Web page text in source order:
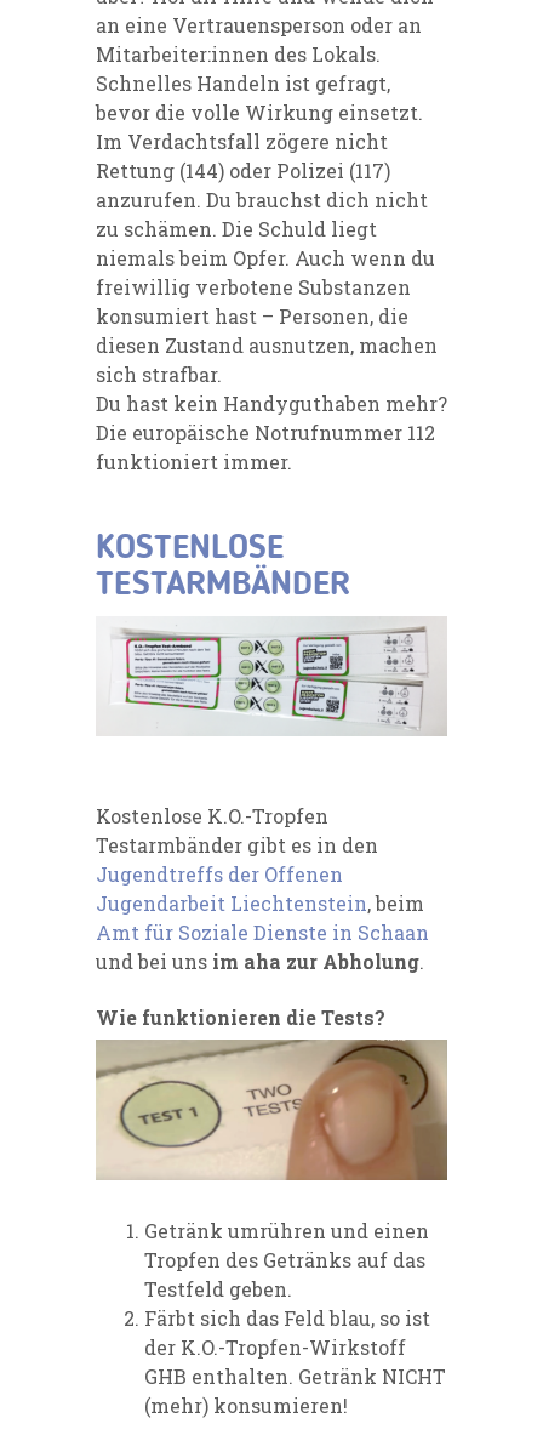
an eine Vertrauensperson oder an
Mitarbeiter:innen des Lokals.
Schnelles Handeln ist gefragt,
bevor die volle Wirkung einsetzt.
Im Verdachtsfall zögere nicht
Rettung (144) oder Polizei (117)
anzurufen. Du brauchst dich nicht
zu schämen. Die Schuld liegt
niemals beim Opfer. Auch wenn du
freiwillig verbotene Substanzen
konsumiert hast – Personen, die
diesen Zustand ausnutzen, machen
sich strafbar.
Du hast kein Handyguthaben mehr?
Die europäische Notrufnummer 112
funktioniert immer.
KOSTENLOSE
TESTARMBÄNDER
Kostenlose K.O.-Tropfen
Testarmbänder gibt es in den
Jugendtreffs der Offenen
Jugendarbeit Liechtenstein, beim
Amt für Soziale Dienste in Schaan
und bei uns im aha zur Abholung.
Wie funktionieren die Tests?
Getränk umrühren und einen
Tropfen des Getränks auf das
Testfeld geben.
Färbt sich das Feld blau, so ist
der K.O.-Tropfen-Wirkstoff
GHB enthalten. Getränk NICHT
(mehr) konsumieren!